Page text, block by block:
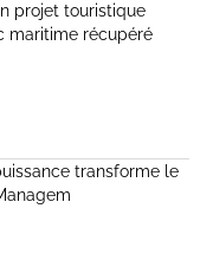
projet touristique
maritime récupéré
transforme le